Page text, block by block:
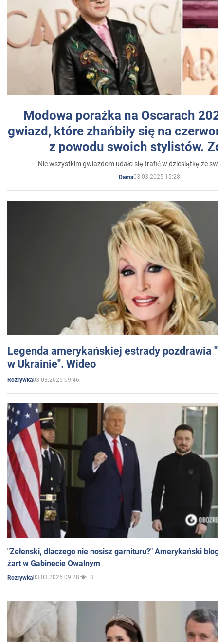
Modowa porażka na Oscarach
gwiazd, które zhańbiły się na
z powodu swoich stylistów.
Nie wszystkim gwiazdom udało się trafić w dziesiątkę ze
Dama03.03.2025 15:28
Legenda amerykańskiej estrady pozdrawia
w Ukrainie". Wideo
Rozrywka03.03.2025 09:46
"Zełenski, dlaczego nie nosisz garnituru?" Amerykański
żart w Gabinecie Owalnym
Rozrywka03.03.2025 09:28 3